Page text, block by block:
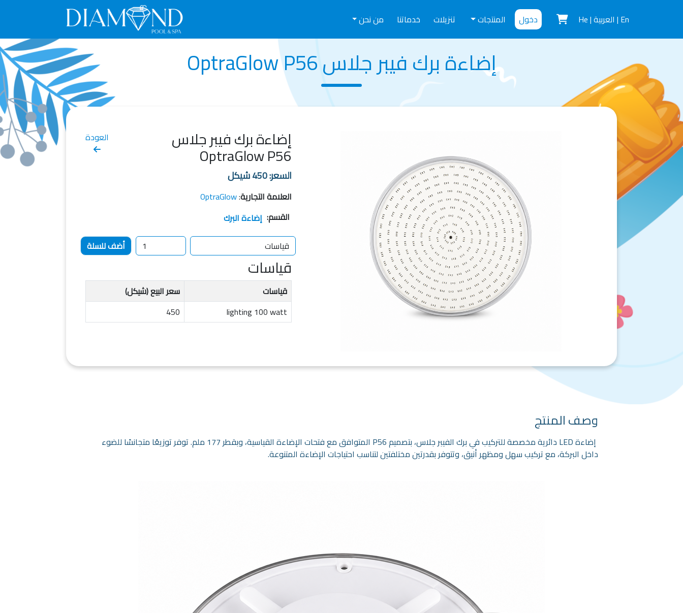
دخول المنتجات تنزيلات خدماتنا من نحن He| | En
إضاءة برك فيبر جلاس OptraGlow P56
إضاءة برك فيبر جلاس
OptraGlow P56
العودة
السعر:450شيكل
العلامة التجارية:
OptraGlow
القسم: إضاءة البرك
قياسات
قياسات
سعر البيع (شيكل)
lighting 100 watt
450
وصف المنتج
إضاءة LED دائرية مخصصة للتركيب في برك الفيبر جلاس، بتصميم P56 المتوافق مع فتحات الإضاءة القياسية، وبقطر 177 ملم. توفر توزيعًا متجانسًا للضوء
داخل البركة، مع تركيب سهل ومظهر أنيق، وتتوفر بقدرتين مختلفتين لتناسب احتياجات الإضاءة المتنوعة.